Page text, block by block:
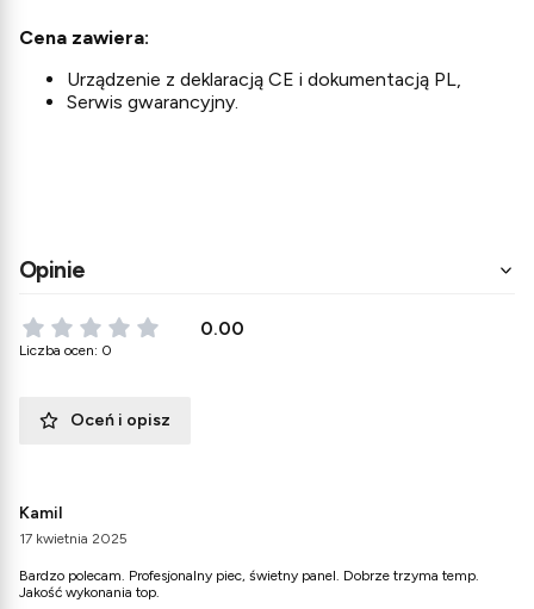
Cena zawiera:
Urządzenie z deklaracją CE i dokumentacją PL,
Serwis gwarancyjny.
Opinie
0.00
Liczba ocen: 0
Oceń i opisz
Kamil
17 kwietnia 2025
Bardzo polecam. Profesjonalny piec, świetny panel. Dobrze trzyma temp.
Jakość wykonania top.